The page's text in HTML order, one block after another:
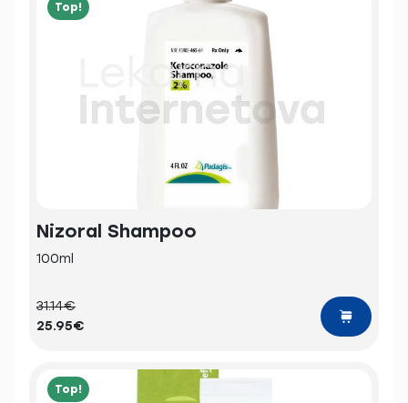
Top!
Nizoral Shampoo
100ml
31.14€
25.95€
Top!